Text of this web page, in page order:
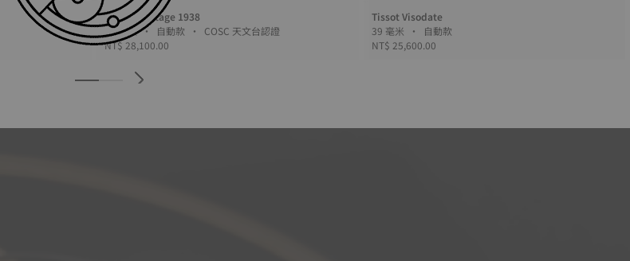
Tissot Heritage 1938
39 毫米 • 自動款 • COSC 天文台認證
NT$ 28,100.00
Tissot Visodate
39 毫米 • 自動款
NT$ 25,600.00